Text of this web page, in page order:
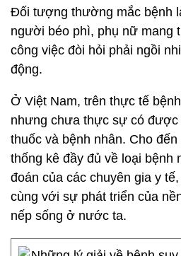
Đối tượng thường mắc bệnh
người béo phì, phụ nữ mang
công việc đòi hỏi phải ngồi
động.
Ở Việt Nam, trên thực tế
nhưng chưa thực sự có được
thuốc và bệnh nhân. Cho
thống kê đầy đủ về loại bệnh
đoán của các chuyên gia y
cùng với sự phát triển của
nếp sống ở nước ta.